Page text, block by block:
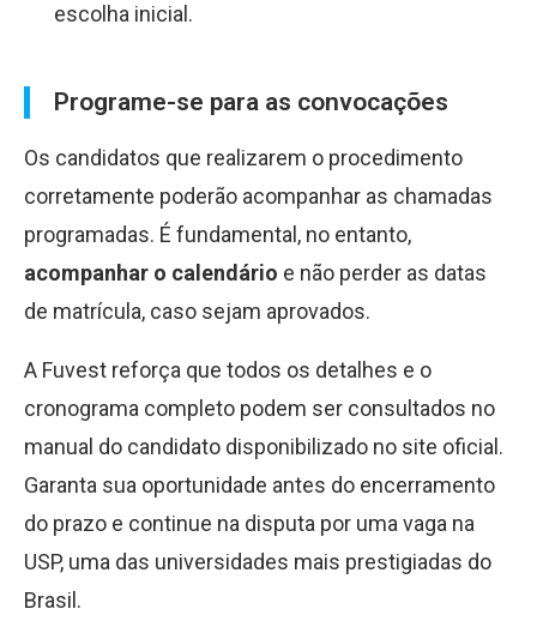
escolha inicial.
Programe-se para as convocações
Os candidatos que realizarem o procedimento
corretamente poderão acompanhar as chamadas
programadas. É fundamental, no entanto,
acompanhar o calendário e não perder as datas
de matrícula, caso sejam aprovados.
A Fuvest reforça que todos os detalhes e o
cronograma completo podem ser consultados no
manual do candidato disponibilizado no site oficial.
Garanta sua oportunidade antes do encerramento
do prazo e continue na disputa por uma vaga na
USP, uma das universidades mais prestigiadas do
Brasil.